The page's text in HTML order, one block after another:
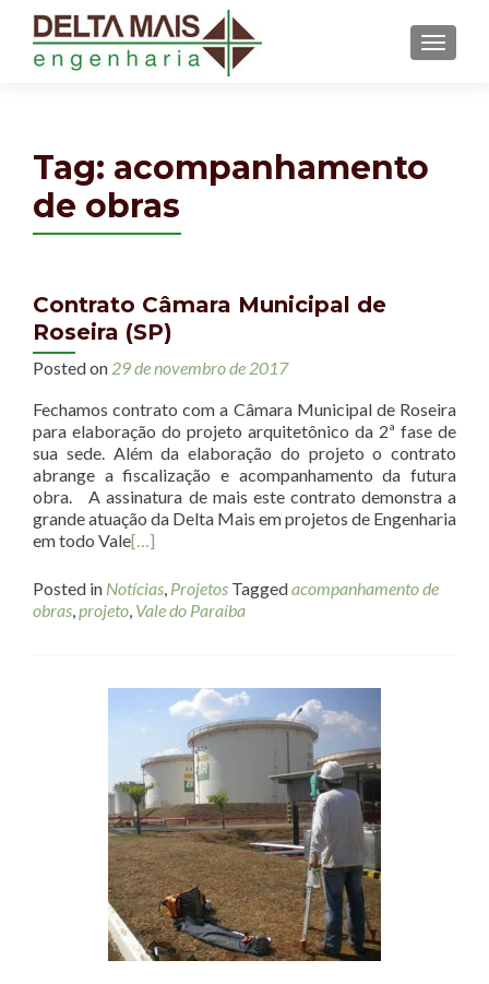
MENU
Tag: acompanhamento
de obras
Contrato Câmara Municipal de
Roseira (SP)
Posted on 29 de novembro de 2017
Fechamos contrato com a Câmara Municipal de Roseira
para elaboração do projeto arquitetônico da 2ª fase de
sua sede. Além da elaboração do projeto o contrato
abrange a fiscalização e acompanhamento da futura
obra. A assinatura de mais este contrato demonstra a
grande atuação da Delta Mais em projetos de Engenharia
em todo Vale[…]
Posted in Notícias, Projetos Taggedacompanhamento de
obras,projeto, Vale do Paraíba